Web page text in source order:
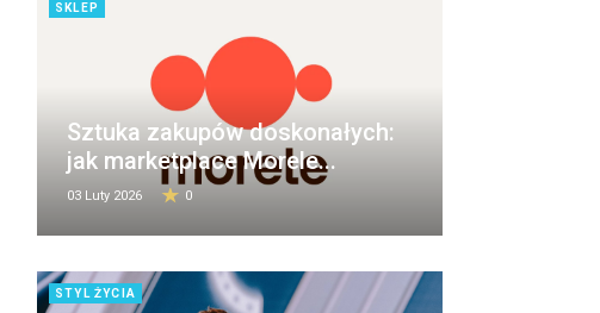
SKLEP
Sztuka zakupów doskonałych:
jak marketplace Morele...
03 Luty 2026 0
STYL ŻYCIA